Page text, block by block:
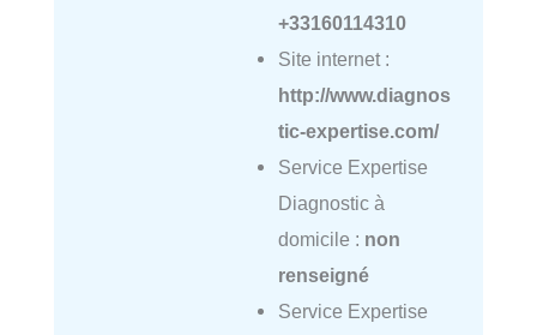
+33160114310
Site internet :
http://www.diagnos
tic-expertise.com/
Service Expertise
Diagnostic à
domicile : non
renseigné
Service Expertise